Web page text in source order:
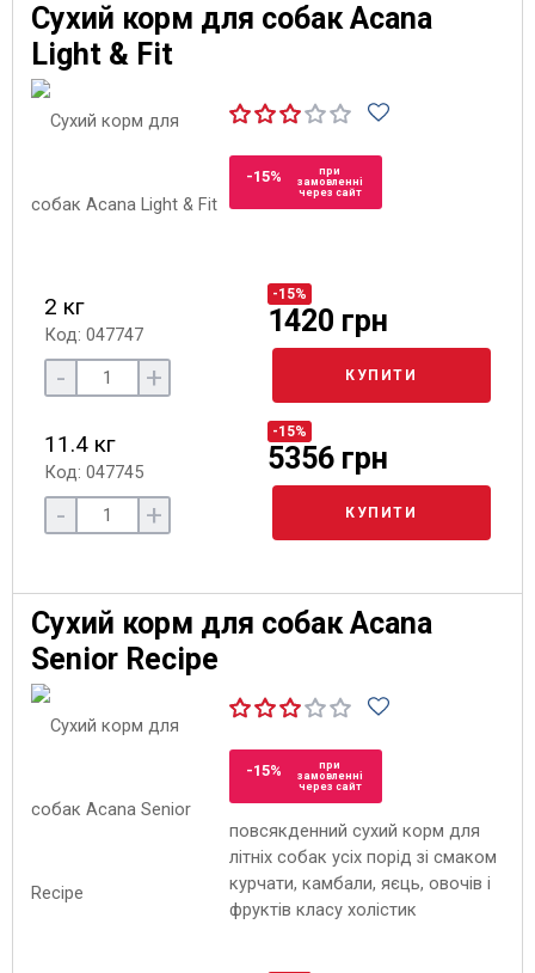
Сухий корм для собак Acana
Light & Fit
-15%
при
замовленні
через сайт
2 кг
Код: 047747
-15%
1420 грн
- + КУПИТИ
11.4 кг
Код: 047745
-15%
5356 грн
- + КУПИТИ
Сухий корм для собак Acana
Senior Recipe
-15%
при
замовленні
через сайт
повсякденний сухий корм для
літніх собак усіх порід зі смаком
курчати, камбали, яєць, овочів і
фруктів класу холістик